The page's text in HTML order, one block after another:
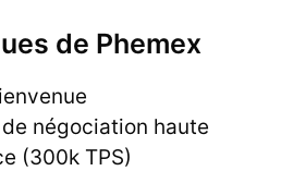
de Phemex
négociation haute
(300k TPS)